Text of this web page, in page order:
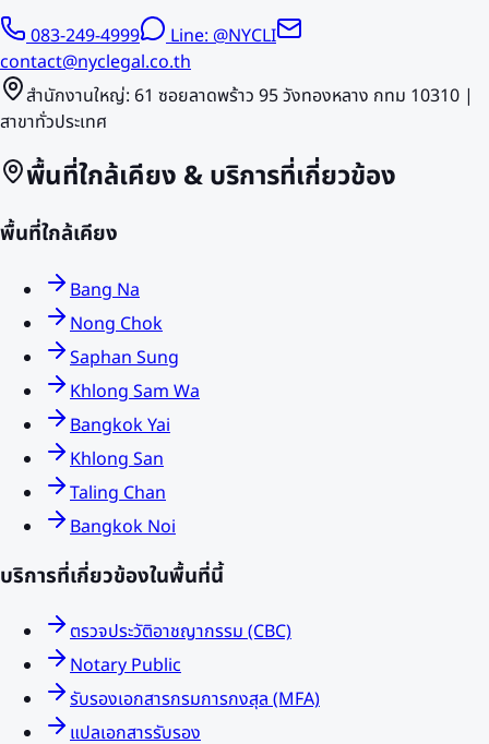
083-249-4999
Line: @NYCLI
contact@nyclegal.co.th
สำนักงานใหญ่: 61 ซอยลาดพร้าว 95 วังทองหลาง กทม 10310 |
สาขาทั่วประเทศ
พื้นที่ใกล้เคียง & บริการที่เกี่ยวข้อง
พื้นที่ใกล้เคียง
Bang Na
Nong Chok
Saphan Sung
Khlong Sam Wa
Bangkok Yai
Khlong San
Taling Chan
Bangkok Noi
บริการที่เกี่ยวข้องในพื้นที่นี้
ตรวจประวัติอาชญากรรม (CBC)
Notary Public
รับรองเอกสารกรมการกงสุล (MFA)
แปลเอกสารรับรอง